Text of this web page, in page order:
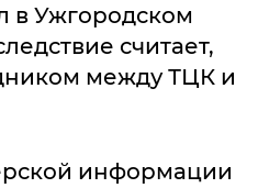
в Ужгородском
считает,
между ТЦК и
информации